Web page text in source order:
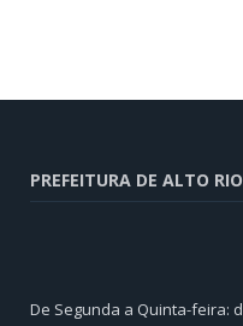
PREFEITURA DE ALTO
De Segunda a Quinta-feira: